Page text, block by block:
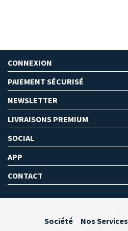
CONNEXION
PAIEMENT SÉCURISÉ
NEWSLETTER
LIVRAISONS PREMIUM
SOCIAL
APP
CONTACT
Société Nos Services